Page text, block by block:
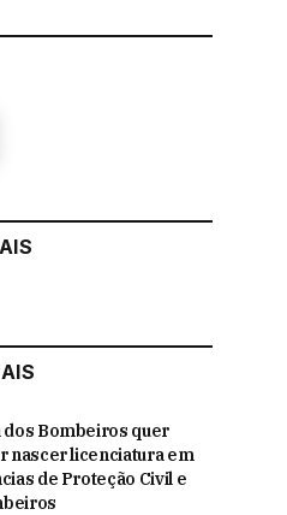
dos Bombeiros quer
nascer licenciatura em
de Proteção Civil e